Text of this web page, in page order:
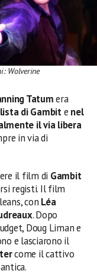
Wolverine
Tatumera
di Gambite nel
il via libera
in via di
il film di Gambit
registi. Il film
con Léa
. Dopo
Doug Liman e
e lasciarono il
come il cattivo